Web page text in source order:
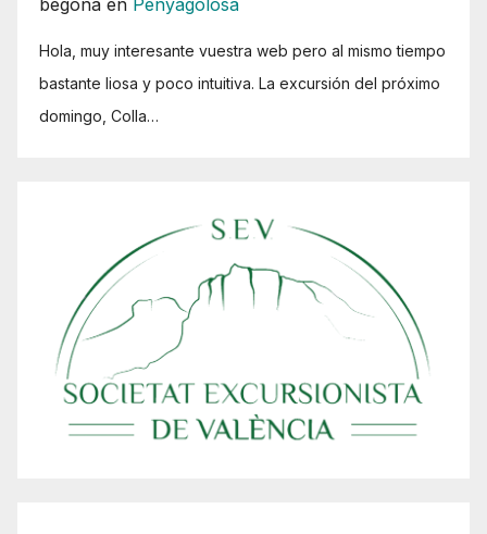
begoña en Penyagolosa
Hola, muy interesante vuestra web pero al mismo tiempo
bastante liosa y poco intuitiva. La excursión del próximo
domingo, Colla…